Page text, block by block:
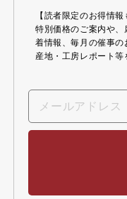
【読者限定のお得情報
特別価格のご案内や
着情報、毎月の催事の
産地・工房レポート等